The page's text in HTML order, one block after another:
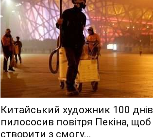
Китайський художник 100 днів
пилососив повітря Пекіна, щоб
створити з смогу...